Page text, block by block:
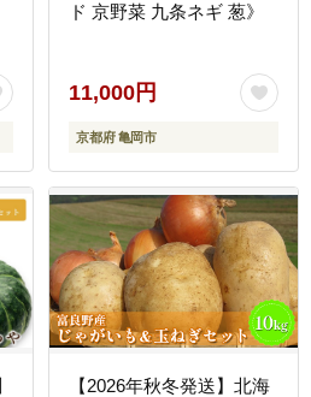
ド 京野菜 九条ネギ 葱》
11,000円
京都府 亀岡市
【2026年秋冬発送】北海